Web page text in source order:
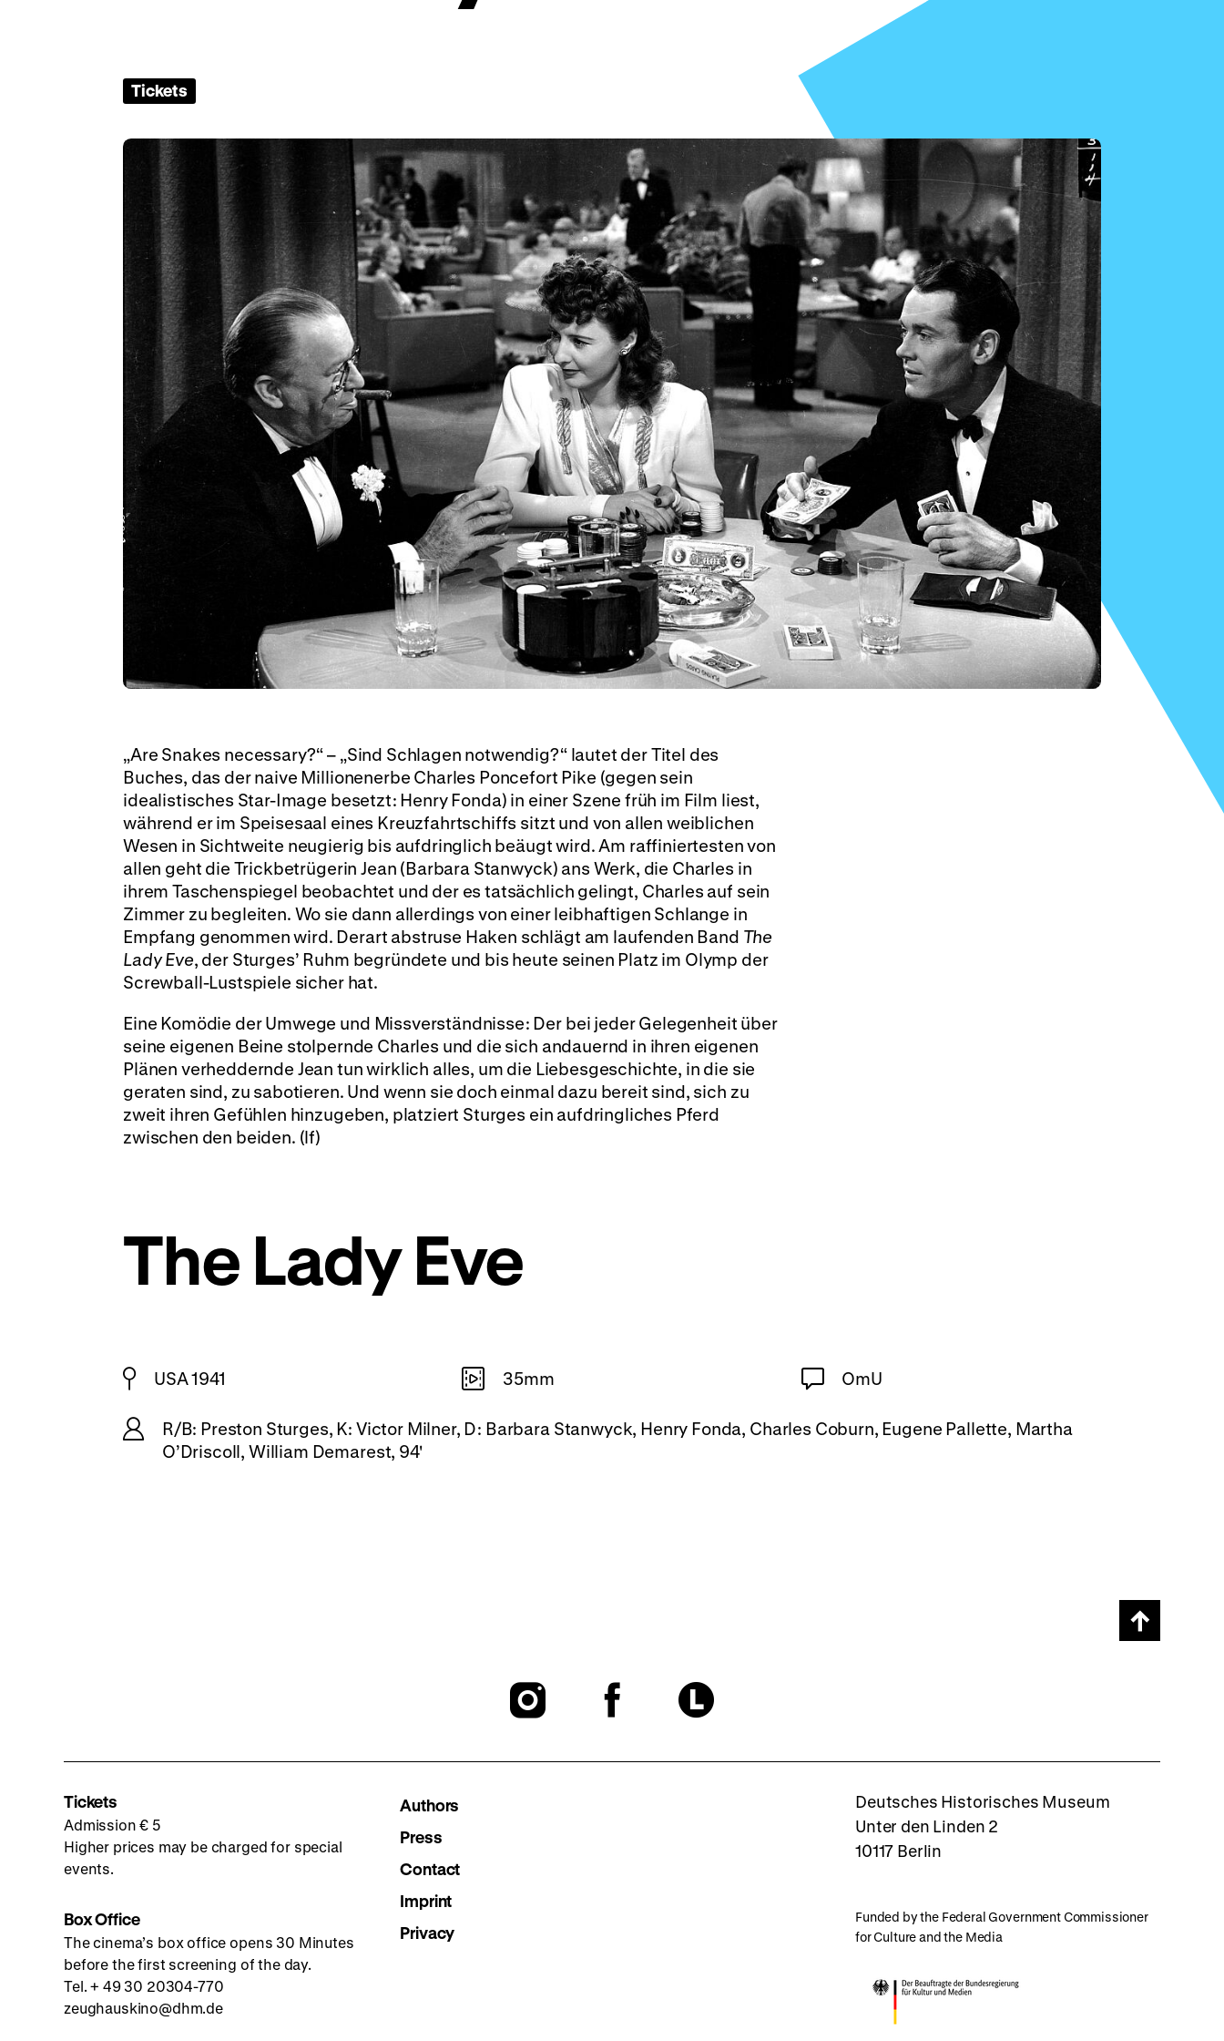
Tickets
„Are Snakes necessary?“ – „Sind Schlagen notwendig?“ lautet der Titel des
Buches, das der naive Millionenerbe Charles Poncefort Pike (gegen sein
idealistisches Star-Image besetzt: Henry Fonda) in einer Szene früh im Film liest,
während er im Speisesaal eines Kreuzfahrtschiffs sitzt und von allen weiblichen
Wesen in Sichtweite neugierig bis aufdringlich beäugt wird. Am raffiniertesten von
allen geht die Trickbetrügerin Jean (Barbara Stanwyck) ans Werk, die Charles in
ihrem Taschenspiegel beobachtet und der es tatsächlich gelingt, Charles auf sein
Zimmer zu begleiten. Wo sie dann allerdings von einer leibhaftigen Schlange in
Empfang genommen wird. Derart abstruse Haken schlägt am laufenden Band The
Lady Eve, der Sturges’ Ruhm begründete und bis heute seinen Platz im Olymp der
Screwball-Lustspiele sicher hat.
Eine Komödie der Umwege und Missverständnisse: Der bei jeder Gelegenheit über
seine eigenen Beine stolpernde Charles und die sich andauernd in ihren eigenen
Plänen verheddernde Jean tun wirklich alles, um die Liebesgeschichte, in die sie
geraten sind, zu sabotieren. Und wenn sie doch einmal dazu bereit sind, sich zu
zweit ihren Gefühlen hinzugeben, platziert Sturges ein aufdringliches Pferd
zwischen den beiden. (lf)
The Lady Eve
USA 1941 35mm OmU
R/B: Preston Sturges, K: Victor Milner, D: Barbara Stanwyck, Henry Fonda, Charles Coburn, Eugene Pallette, Martha
O’Driscoll, William Demarest, 94'
Scroll
page
To
To
To
Letterboxd
Tickets
Admission € 5
Higher prices may be charged for special
events.
Box Office
The cinema’s box office opens 30 Minutes
before the first screening of the day.
Tel. + 49 30 20304-770
zeughauskino@dhm.de
Authors
Press
Contact
Imprint
Privacy
Deutsches Historisches Museum
Unter den Linden 2
10117 Berlin
Funded by the Federal Government Commissioner
for Culture and the Media